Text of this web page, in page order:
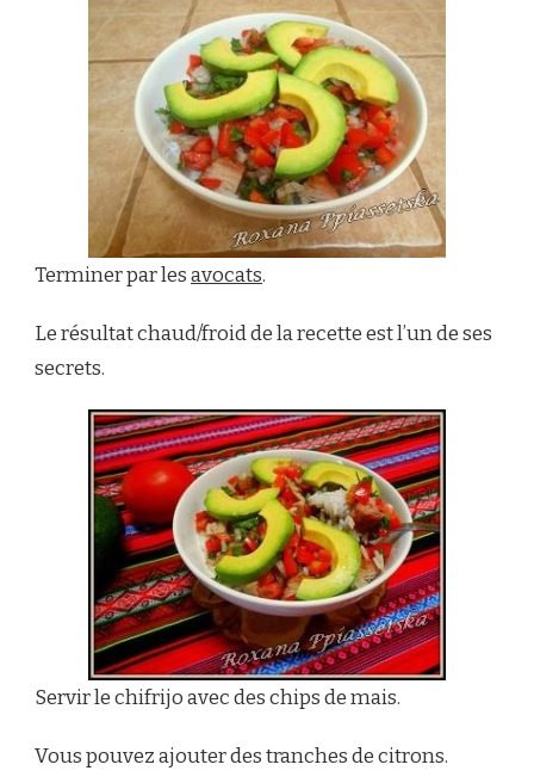
Terminer par lesavocats.
Le résultat chaud/froid de la recette est l’un de ses
secrets.
Servir le chifrijo avec des chips de mais.
Vous pouvez ajouter des tranches de citrons.